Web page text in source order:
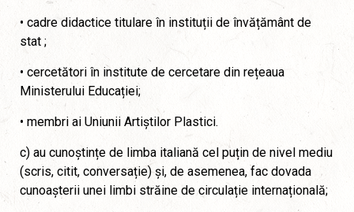
• cadre didactice titulare în instituții de învățământ de
stat ;
• cercetători în institute de cercetare din rețeaua
Ministerului Educației;
• membri ai Uniunii Artiștilor Plastici.
c) au cunoștințe de limba italiană cel puțin de nivel mediu
(scris, citit, conversație) și, de asemenea, fac dovada
cunoașterii unei limbi străine de circulație internațională;